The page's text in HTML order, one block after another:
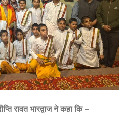
रावत भारद्वाज ने कहा कि –